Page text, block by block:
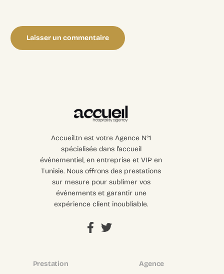
Accueil.tn est votre Agence N°1
spécialisée dans l’accueil
événementiel, en entreprise et VIP en
Tunisie. Nous offrons des prestations
sur mesure pour sublimer vos
événements et garantir une
expérience client inoubliable.
Prestation
Agence